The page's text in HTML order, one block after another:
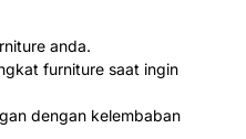
anda.
furniture saat ingin
dengan kelembaban